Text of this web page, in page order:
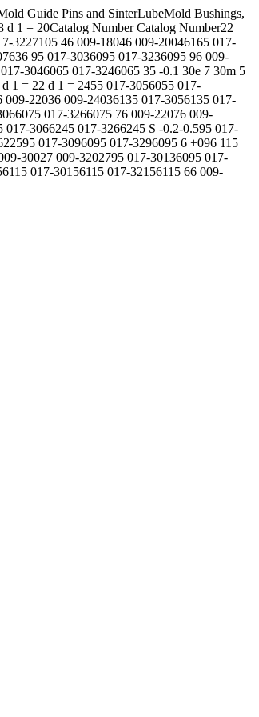
Guide Pins and SinterLubeMold Bushings,
1 = 20Catalog Number Catalog Number22
3227105 46 009-18046 009-20046165 017-
95 017-3036095 017-3236095 96 009-
3046065 017-3246065 35 -0.1 30e 7 30m 5
1 = 22 d 1 = 2455 017-3056055 017-
22036 009-24036135 017-3056135 017-
017-3266075 76 009-22076 009-
3066245 017-3266245 S -0.2-0.595 017-
017-3096095 017-3296095 6 +096 115
30027 009-3202795 017-30136095 017-
017-30156115 017-32156115 66 009-